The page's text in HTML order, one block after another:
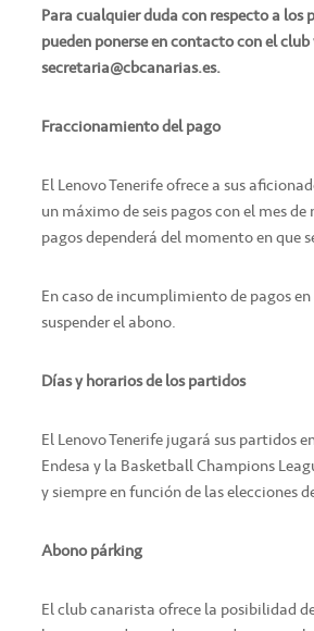
Para cualquier duda con respecto a los
pueden ponerse en contacto con el
secretaria@cbcanarias.es.
Fraccionamiento del pago
El Lenovo Tenerife ofrece a sus
un máximo de seis pagos con el mes
pagos dependerá del momento en que
En caso de incumplimiento de pagos
suspender el abono.
Días y horarios de los partidos
El Lenovo Tenerife jugará sus partidos
Endesa y la Basketball Champions
y siempre en función de las elecciones
Abono párking
El club canarista ofrece la posibilidad